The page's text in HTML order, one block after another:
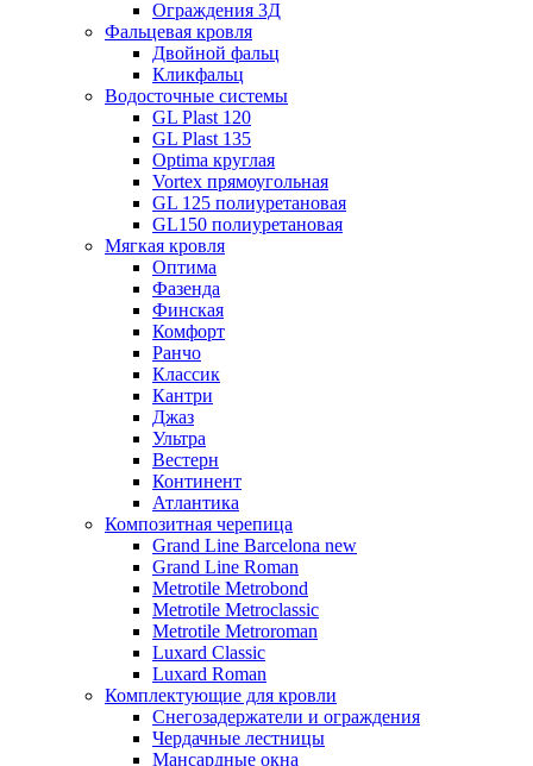
Ограждения 3Д
Фальцевая кровля
Двойной фальц
Кликфальц
Водосточные системы
GL Plast 120
GL Plast 135
Optima круглая
Vortex прямоугольная
GL 125 полиуретановая
GL150 полиуретановая
Мягкая кровля
Оптима
Фазенда
Финская
Комфорт
Ранчо
Классик
Кантри
Джаз
Ультра
Вестерн
Континент
Атлантика
Композитная черепица
Grand Line Barcelona new
Grand Line Roman
Metrotile Metrobond
Metrotile Metroclassic
Metrotile Metroroman
Luxard Classic
Luxard Roman
Комплектующие для кровли
Снегозадержатели и ограждения
Чердачные лестницы
Мансардные окна